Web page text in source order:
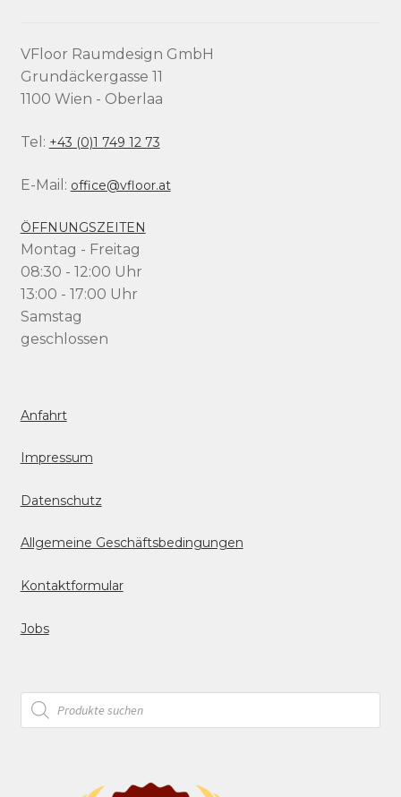
VFloor Raumdesign GmbH
Grundäckergasse 11
1100 Wien - Oberlaa
Tel: +43 (0)1 749 12 73
E-Mail: office@vfloor.at
ÖFFNUNGSZEITEN
Montag - Freitag
08:30 - 12:00 Uhr
13:00 - 17:00 Uhr
Samstag
geschlossen
Anfahrt
Impressum
Datenschutz
Allgemeine Geschäftsbedingungen
Kontaktformular
Jobs
Products
search